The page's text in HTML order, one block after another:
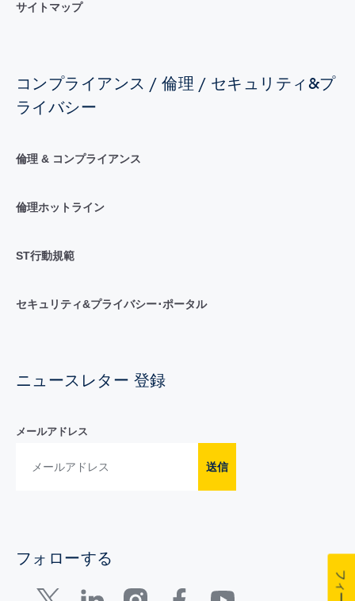
サイトマップ
コンプライアンス / 倫理 / セキュリティ&プ
ライバシー
倫理 & コンプライアンス
倫理ホットライン
ST行動規範
セキュリティ&プライバシー･ポータル
ニュースレター 登録
メールアドレス
送信
フォローする